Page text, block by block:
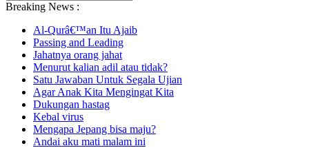
Breaking News :
Al-Qurâ€™an Itu Ajaib
Passing and Leading
Jahatnya orang jahat
Menurut kalian adil atau tidak?
Satu Jawaban Untuk Segala Ujian
Agar Anak Kita Mengingat Kita
Dukungan hastag
Kebal virus
Mengapa Jepang bisa maju?
Andai aku mati malam ini